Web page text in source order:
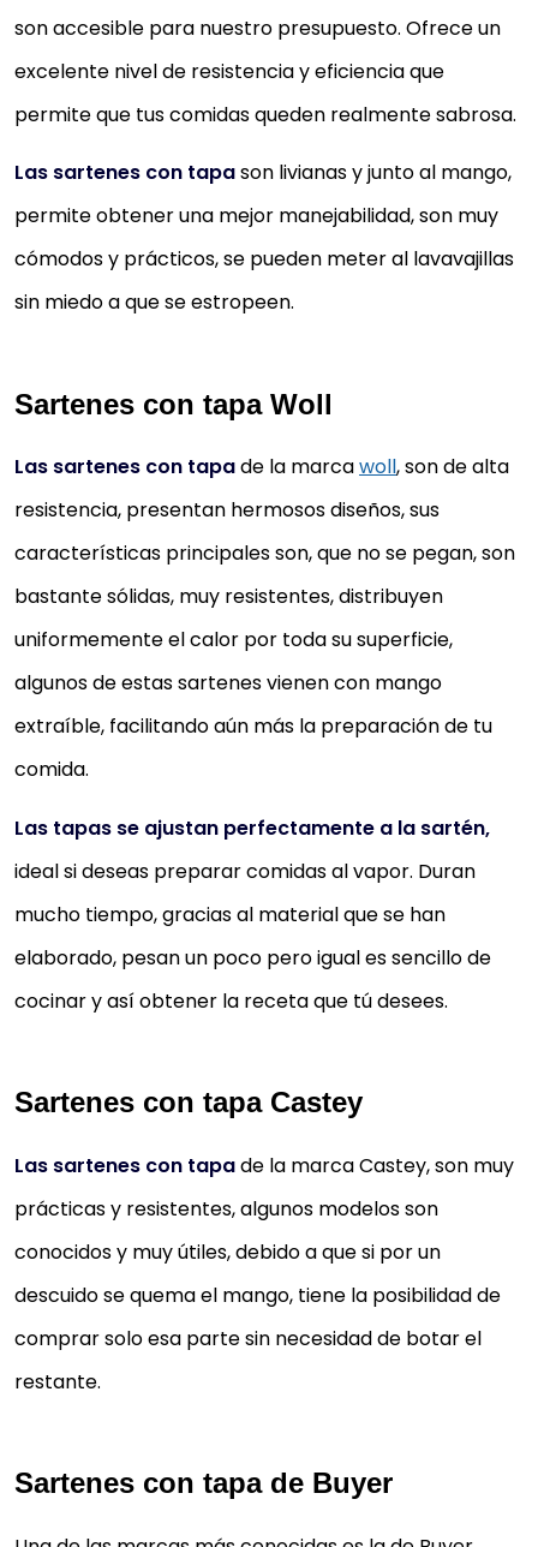
son accesible para nuestro presupuesto. Ofrece un
excelente nivel de resistencia y eficiencia que
permite que tus comidas queden realmente sabrosa.
Las sartenes con tapason livianas y junto al mango,
permite obtener una mejor manejabilidad, son muy
cómodos y prácticos, se pueden meter al lavavajillas
sin miedo a que se estropeen.
Sartenes con tapa Woll
Las sartenes con tapade la marcawoll, son de alta
resistencia, presentan hermosos diseños, sus
características principales son, que no se pegan, son
bastante sólidas, muy resistentes, distribuyen
uniformemente el calor por toda su superficie,
algunos de estas sartenes vienen con mango
extraíble, facilitando aún más la preparación de tu
comida.
Las tapas se ajustan perfectamente a la sartén,
ideal si deseas preparar comidas al vapor. Duran
mucho tiempo, gracias al material que se han
elaborado, pesan un poco pero igual es sencillo de
cocinar y así obtener la receta que tú desees.
Sartenes con tapa Castey
Las sartenes con tapade la marca Castey, son muy
prácticas y resistentes, algunos modelos son
conocidos y muy útiles, debido a que si por un
descuido se quema el mango, tiene la posibilidad de
comprar solo esa parte sin necesidad de botar el
restante.
Sartenes con tapa de Buyer